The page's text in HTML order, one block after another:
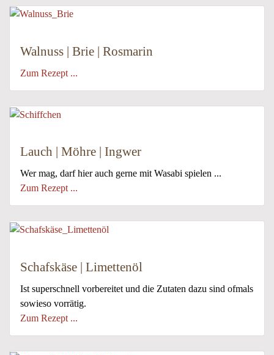
Walnuss | Brie | Rosmarin
Zum Rezept ...
Lauch | Möhre | Ingwer
Wer mag, darf hier auch gerne mit Wasabi spielen ...
Zum Rezept ...
Schafskäse | Limettenöl
Ist superschnell vorbereitet und die Zutaten dazu sind ofmals
sowieso vorrätig.
Zum Rezept ...